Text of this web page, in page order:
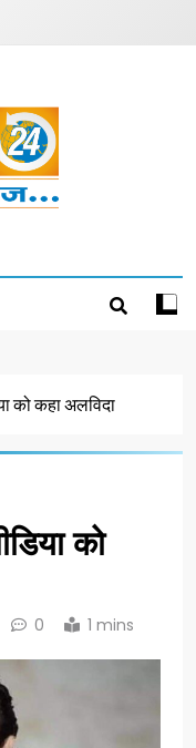
को कहा अलविदा
को
0 1 mins